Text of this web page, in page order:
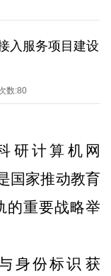
入服务项目建设
数:80
研计算机网
国家推动教育
的重要战略举
身份标识‌获